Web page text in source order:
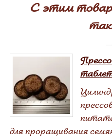
С этим
для проращивания